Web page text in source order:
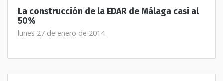
La construcción de la EDAR de Málaga casi al
50%
lunes 27 de enero de 2014